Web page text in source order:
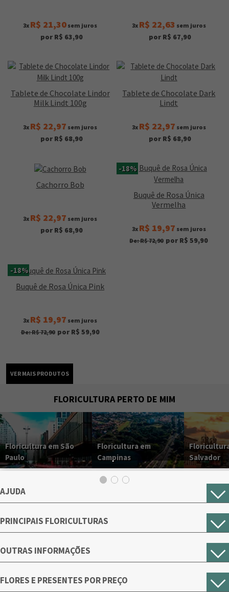
3x R$ 21,30 sem juros
por R$ 63,90
3x R$ 22,63 sem juros
por R$ 67,90
Tablete de Chocolate Lindor
Milk Lindt 100g
3x R$ 22,97 sem juros
por R$ 68,90
Tablete de Chocolate Dark
Lindt
3x R$ 22,97 sem juros
por R$ 68,90
Cachorro Bob
3x R$ 22,97 sem juros
por R$ 68,90
-18%
Buquê de Rosa Única
Vermelha
3x R$ 19,97 sem juros
De: R$ 72,90 por R$ 59,90
-18%
Buquê de Rosa Única Pink
3x R$ 19,97 sem juros
De: R$ 72,90 por R$ 59,90
FLORICULTURA PERTO DE MIM
Floricultura em São
Paulo
Floricultura em
Campinas
Salvador
AJUDA
PRINCIPAIS FLORICULTURAS
OUTRAS INFORMAÇÕES
FLORES E PRESENTES POR PREÇO